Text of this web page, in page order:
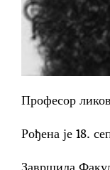
Професор
Рођена је 18.
Завршила